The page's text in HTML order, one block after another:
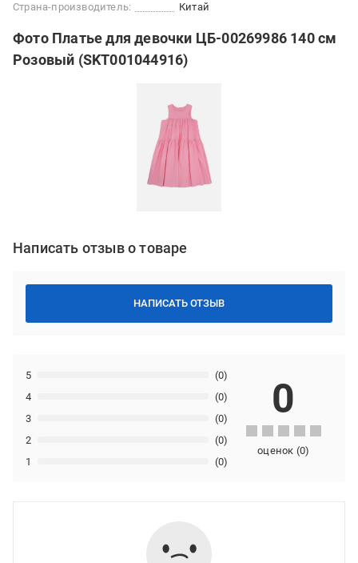
Страна-производитель:
Китай
Фото Платье для девочки ЦБ-00269986 140 см
Розовый (SKT001044916)
Написать отзыв о товаре
НАПИСАТЬ ОТЗЫВ
1 (0)
2 (0)
3 (0)
4 (0)
5 (0)
0
оценок (0)